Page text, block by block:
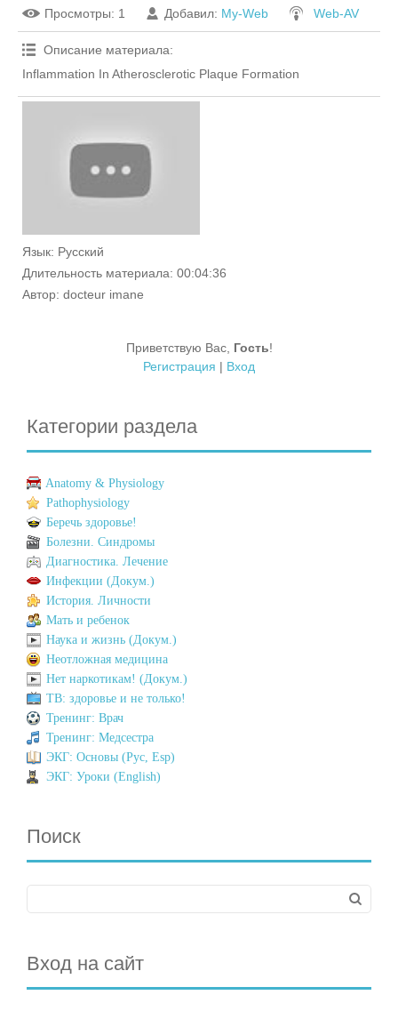
Просмотры: 1 Добавил: My-Web Web-AV
Описание материала:
Inflammation In Atherosclerotic Plaque Formation
Язык: Русский
Длительность материала: 00:04:36
Автор: docteur imane
Приветствую Вас, Гость!
Регистрация | Вход
Категории раздела
Anatomy & Physiology
Pathophysiology
Беречь здоровье!
Болезни. Синдромы
Диагностика. Лечение
Инфекции (Докум.)
История. Личности
Мать и ребенок
Наука и жизнь (Докум.)
Неотложная медицина
Нет наркотикам! (Докум.)
ТВ: здоровье и не только!
Тренинг: Врач
Тренинг: Медсестра
ЭКГ: Основы (Рус, Esp)
ЭКГ: Уроки (English)
Поиск
Вход на сайт